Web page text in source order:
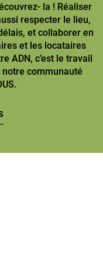
la ! Réaliser
respecter le lieu,
et collaborer en
et les locataires
ADN, c’est le travail
communauté